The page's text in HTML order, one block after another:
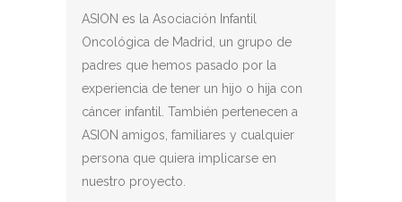
ASION es la Asociación Infantil
Oncológica de Madrid, un grupo de
padres que hemos pasado por la
experiencia de tener un hijo o hija con
cáncer infantil. También pertenecen a
ASION amigos, familiares y cualquier
persona que quiera implicarse en
nuestro proyecto.